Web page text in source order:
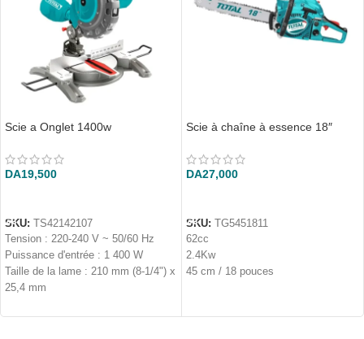
Scie a Onglet 1400w
DA19,500
SKU:
TS42142107
Tension : 220-240 V ~ 50/60 Hz
Puissance d'entrée : 1 400 W
Taille de la lame : 210 mm (8-1/4") x
25,4 mm
Scie à chaîne à essence 18″
DA27,000
SKU:
TG5451811
62cc
2.4Kw
45 cm / 18 pouces